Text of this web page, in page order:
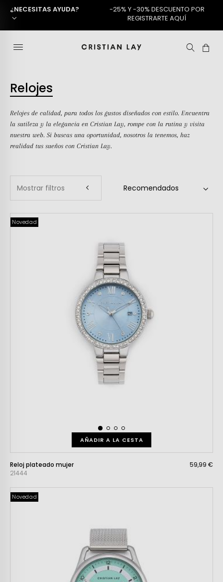
¿NECESITAS AYUDA?
-25% Y -30% DESCUENTO POR
REGISTRARTE AQUÍ
Relojes
Relojes de calidad, para todos los gustos diseñados con estilo. Encuentra
la sutileza y la elegancia en Cristian Lay, rompe con la rutina y visita
nuestra web. Si buscas una oportunidad, nosotros la tenemos, haz
realidad tus sueños con Cristian Lay.
Mostrar filtros
Novedad
AÑADIR A LA CESTA
Reloj plateado mujer
21444
59,99 €
Novedad